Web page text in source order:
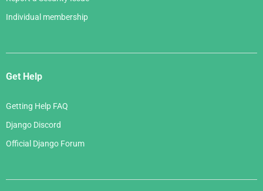
Individual membership
Get Help
Getting Help FAQ
Django Discord
Official Django Forum